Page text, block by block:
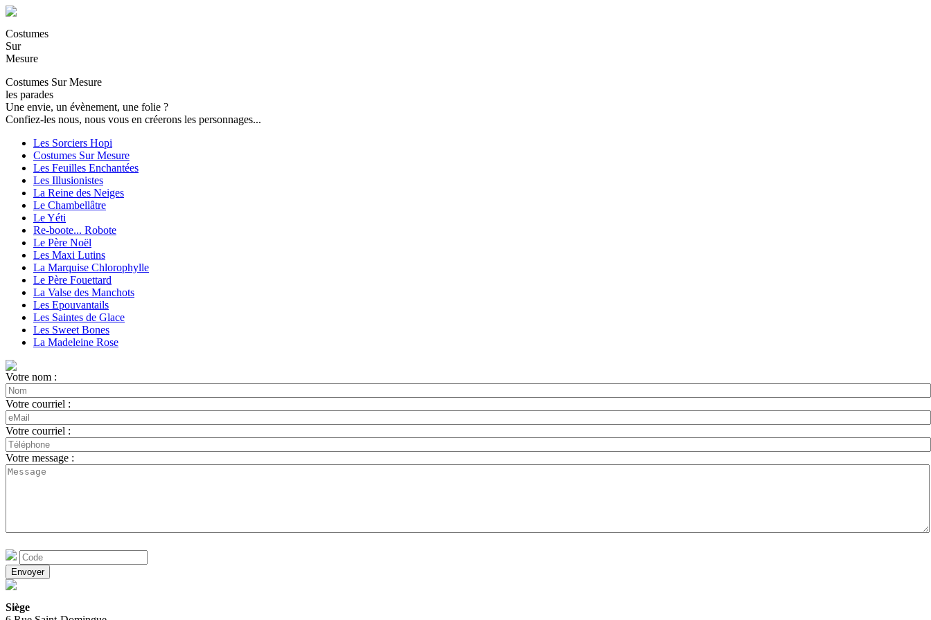
Costumes
Sur
Mesure
Costumes Sur Mesure
les parades
Une envie, un évènement, une folie ?
Confiez-les nous, nous vous en créerons les personnages...
Les Sorciers Hopi
Costumes Sur Mesure
Les Feuilles Enchantées
Les Illusionistes
La Reine des Neiges
Le Chambellâtre
Le Yéti
Re-boote... Robote
Le Père Noël
Les Maxi Lutins
La Marquise Chlorophylle
Le Père Fouettard
La Valse des Manchots
Les Epouvantails
Les Saintes de Glace
Les Sweet Bones
La Madeleine Rose
Votre nom :
Votre courriel :
Votre courriel :
Votre message :
Siège